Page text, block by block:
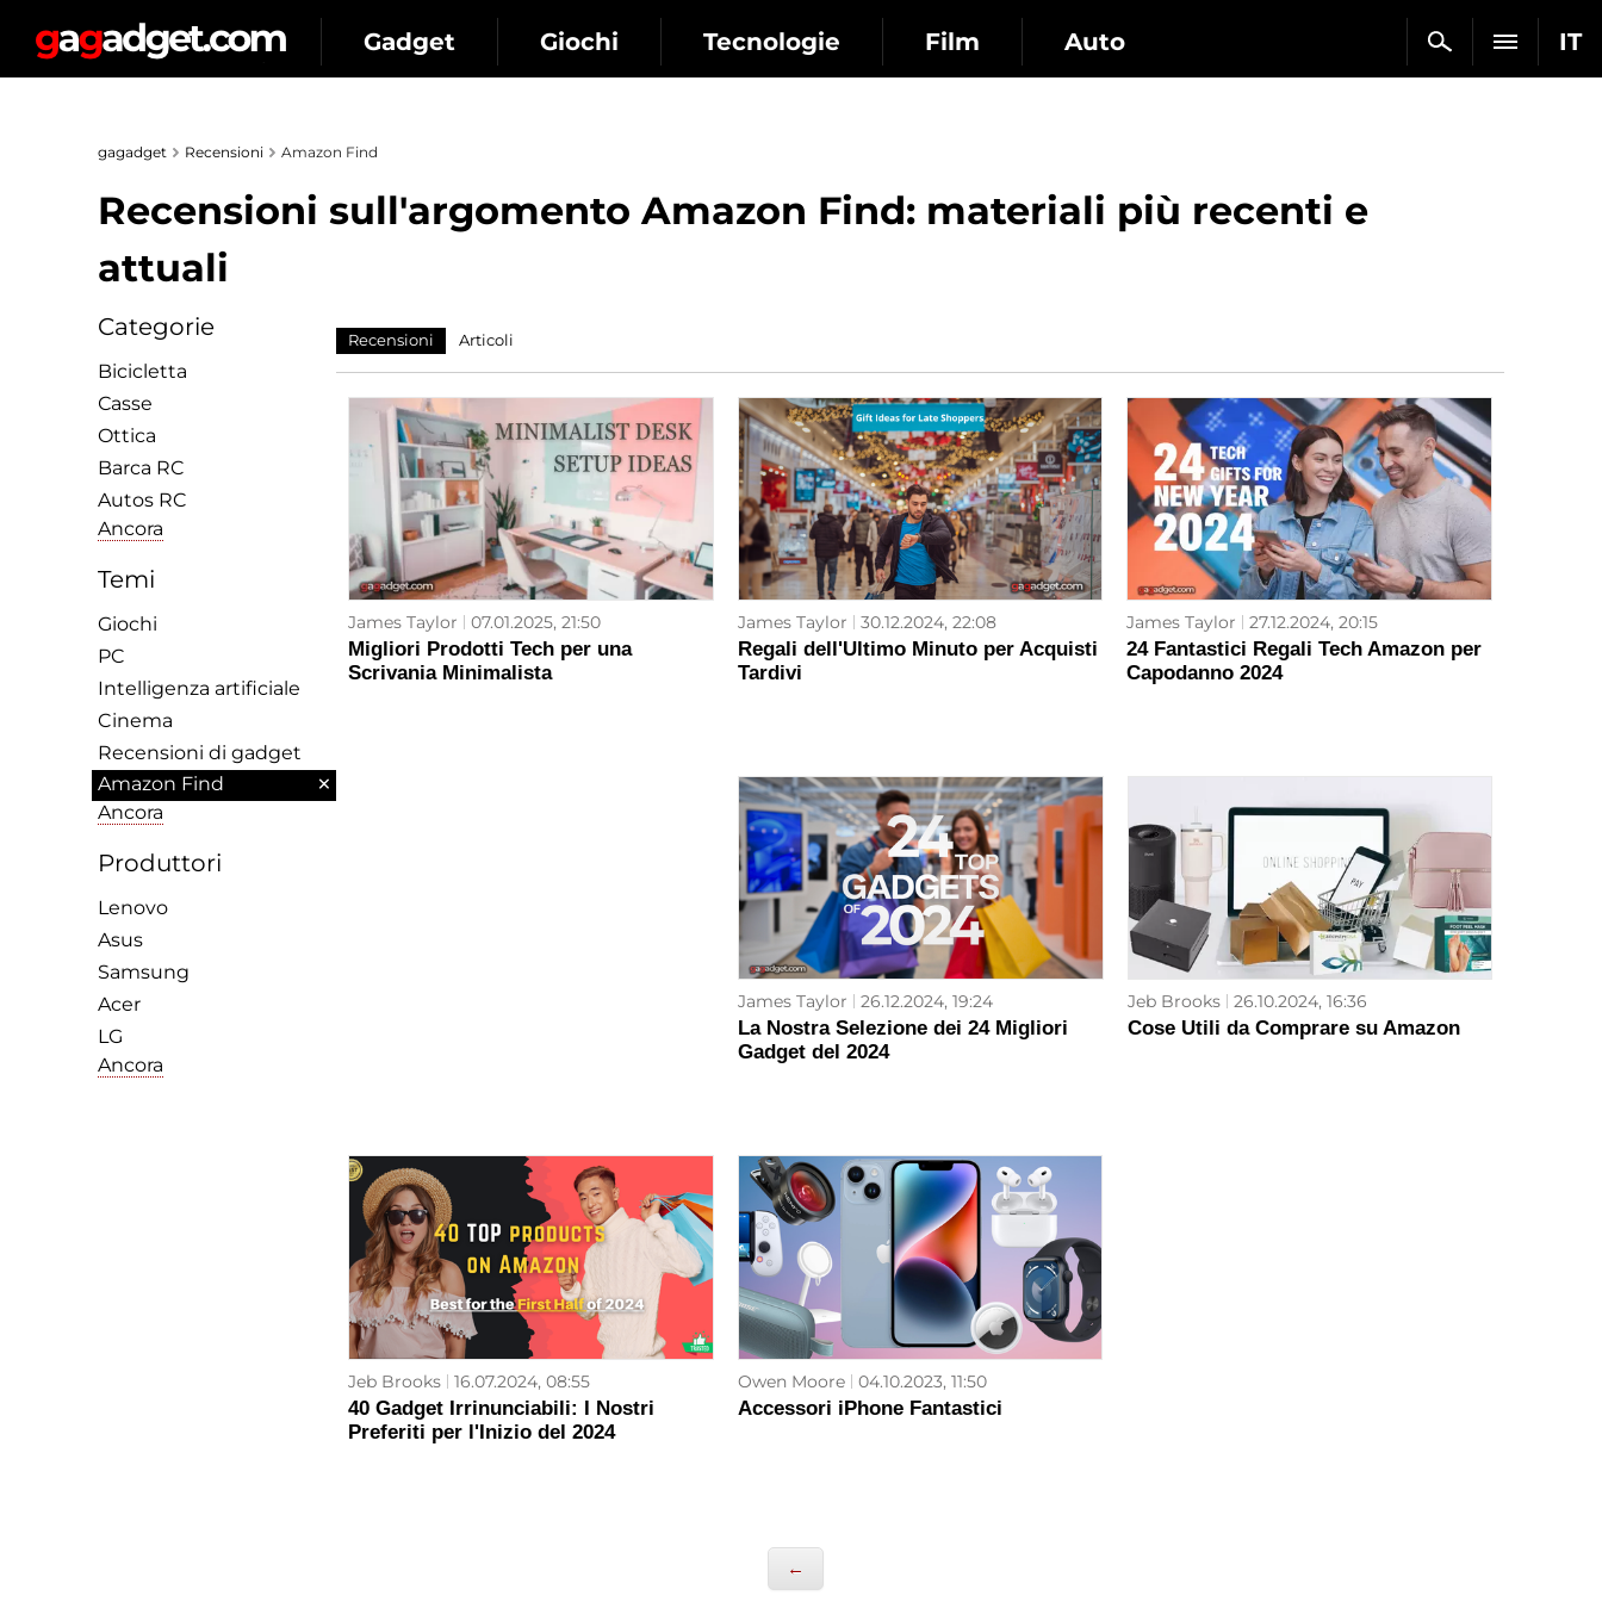
IT
Gadget Giochi Tecnologie Film Auto
gagadget Recensioni Amazon Find
Recensioni sull'argomento Amazon Find: materiali più recenti e
attuali
Recensioni Articoli
James Taylor 07.01.2025, 21:50
Migliori Prodotti Tech per una
Scrivania Minimalista
James Taylor 30.12.2024, 22:08
Regali dell'Ultimo Minuto per Acquisti
Tardivi
James Taylor 27.12.2024, 20:15
24 Fantastici Regali Tech Amazon per
Capodanno 2024
James Taylor 26.12.2024, 19:24
La Nostra Selezione dei 24 Migliori
Gadget del 2024
Jeb Brooks 26.10.2024, 16:36
Cose Utili da Comprare su Amazon
Jeb Brooks 16.07.2024, 08:55
40 Gadget Irrinunciabili: I Nostri
Preferiti per l'Inizio del 2024
Owen Moore 04.10.2023, 11:50
Accessori iPhone Fantastici
Categorie
Bicicletta
Сasse
Ottica
Barca RC
Autos RC
Ancora
Temi
Giochi
PC
Intelligenza artificiale
Cinema
Recensioni di gadget
Amazon Find
×
Ancora
Produttori
Lenovo
Asus
Samsung
Acer
LG
Ancora
←